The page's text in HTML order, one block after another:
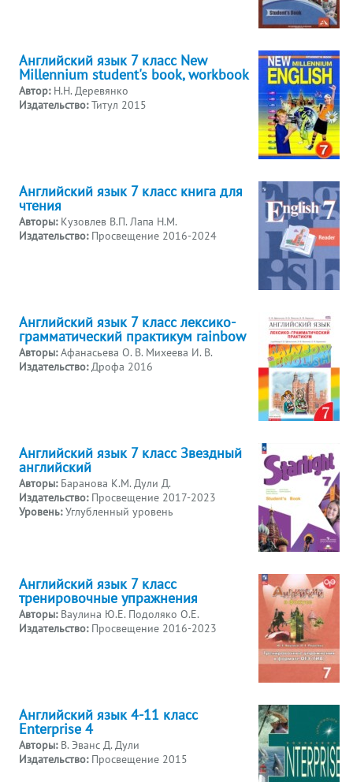
Английский язык 7 класс New
Millennium student's book, workbook
Автор: Н.Н. Деревянко
Издательство:Титул 2015
Английский язык 7 класс книга для
чтения
Авторы: Кузовлев В.П. Лапа Н.М.
Издательство: Просвещение 2016-2024
Английский язык 7 класс лексико-
грамматический практикум rainbow
Авторы:Афанасьева О. В. Михеева И. В.
Издательство:Дрофа 2016
Английский язык 7 класс Звездный
английский
Авторы: Баранова К.М. Дули Д.
Издательство: Просвещение 2017-2023
Уровень: Углубленный уровень
Английский язык 7 класс
тренировочные упражнения
Авторы: Ваулина Ю.Е. Подоляко О.Е.
Издательство: Просвещение 2016-2023
Английский язык 4-11 класс
Enterprise 4
Авторы: В. Эванс Д. Дули
Издательство: Просвещение 2015